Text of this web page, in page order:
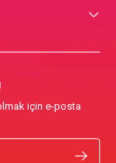
için e-posta